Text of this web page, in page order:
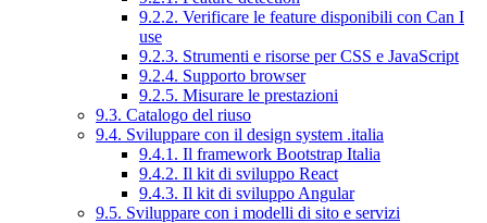
9.2.2. Verificare le feature disponibili con Can I
use
9.2.3. Strumenti e risorse per CSS e JavaScript
9.2.4. Supporto browser
9.2.5. Misurare le prestazioni
9.3. Catalogo del riuso
9.4. Sviluppare con il design system .italia
9.4.1. Il framework Bootstrap Italia
9.4.2. Il kit di sviluppo React
9.4.3. Il kit di sviluppo Angular
9.5. Sviluppare con i modelli di sito e servizi